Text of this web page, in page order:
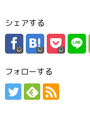
シェアする
フォローする